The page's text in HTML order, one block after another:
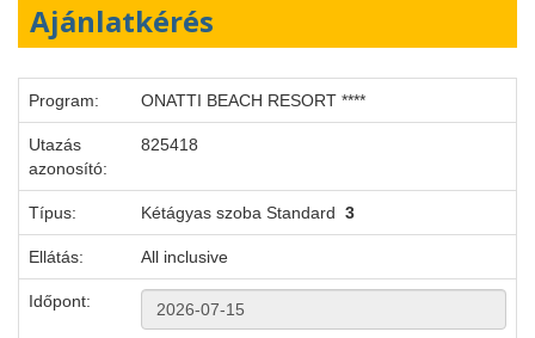
Ajánlatkérés
Program: ONATTI BEACH RESORT ****
Utazás
azonosító:
825418
Típus: 3
Ellátás: All inclusive
Időpont: